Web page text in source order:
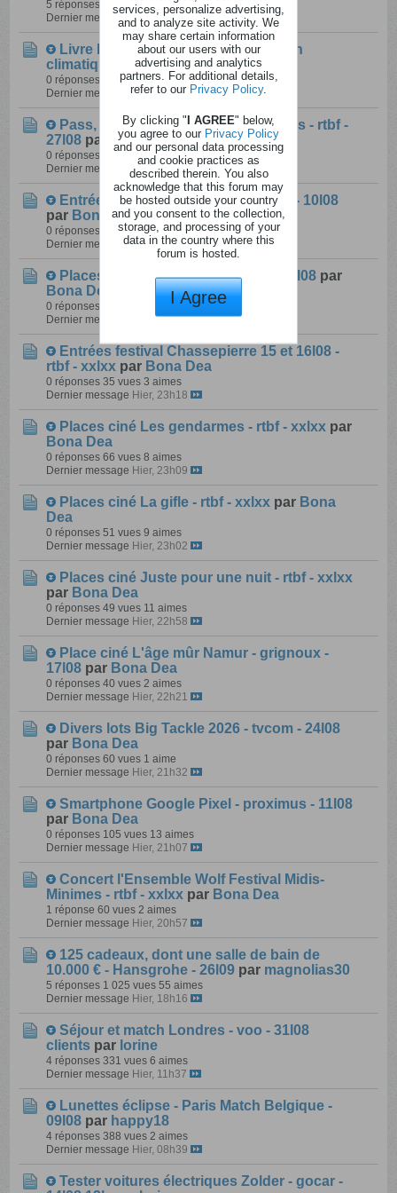
5 réponses 594 vues 42 aimes
Dernier message Aujourd'hui, 08h06
Livre Manuel pratique pour un jardin
climatique - rtbf - xxlxx parBona Dea
0 réponses 72 vues 9 aimes
Dernier message
Hier, 23h50
Pass, entrées festival Les Solidarités - rtbf -
27l08 par Bona Dea
0 réponses 93 vues 11 aimes
Dernier message
Hier, 23h39
Entrées festival Chassepierre - rtbf - 10l08
par Bona Dea
0 réponses 43 vues 4 aimes
Dernier message Hier, 23h34
Places ciné Sunny dancer - rtbf - 10l08 par
Bona Dea
0 réponses
9 aimes
Dernier message
Hier, 23h23
Entrées festival Chassepierre 15 et 16l08 -
rtbf - xxlxx par Bona Dea
0 réponses 35 vues 3 aimes
Dernier message Hier, 23h18
Places ciné Les gendarmes - rtbf - xxlxx par
Bona Dea
0 réponses 66 vues 8 aimes
Dernier message Hier, 23h09
Places ciné La gifle - rtbf - xxlxx par Bona
Dea
0 réponses 51 vues 9 aimes
Dernier message Hier, 23h02
Places ciné Juste pour une nuit - rtbf - xxlxx
par Bona Dea
0 réponses 49 vues 11 aimes
Dernier message Hier, 22h58
Place ciné L'âge mûr Namur - grignoux -
17l08 par Bona Dea
0 réponses 40 vues 2 aimes
Dernier message Hier, 22h21
Divers lots Big Tackle 2026 - tvcom - 24l08
par Bona Dea
0 réponses 60 vues 1 aime
Dernier message Hier, 21h32
Smartphone Google Pixel - proximus - 11l08
par Bona Dea
0 réponses 105 vues 13 aimes
Dernier message Hier, 21h07
Concert l'Ensemble Wolf Festival Midis-
Minimes - rtbf - xxlxx par Bona Dea
1 réponse 60 vues 2 aimes
Dernier message Hier, 20h57
125 cadeaux, dont une salle de bain de
10.000 € - Hansgrohe - 26l09 par magnolias30
5 réponses 1 025 vues 55 aimes
Dernier message Hier, 18h16
Séjour et match Londres - voo - 31l08
clients par lorine
4 réponses 331 vues 6 aimes
Dernier message Hier, 11h37
Lunettes éclipse - Paris Match Belgique -
09l08 par happy18
4 réponses 388 vues 2 aimes
Dernier message Hier, 08h39
Tester voitures électriques Zolder - gocar -
services, personalize advertising,
and to analyze site activity. We
may share certain information
about our users with our
advertising and analytics
partners. For additional details,
refer to our Privacy Policy.
By clicking "I AGREE" below,
you agree to our Privacy Policy
and our personal data processing
and cookie practices as
described therein. You also
acknowledge that this forum may
be hosted outside your country
and you consent to the collection,
storage, and processing of your
data in the country where this
forum is hosted.
I Agree